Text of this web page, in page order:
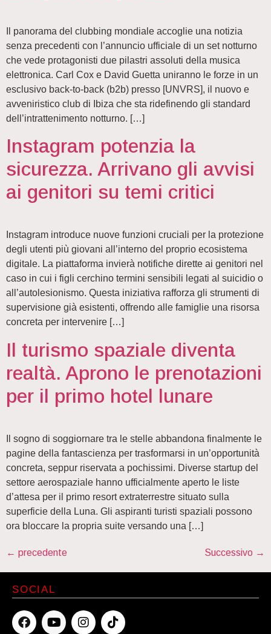
Il panorama del clubbing mondiale accoglie una notizia
senza precedenti con l’annuncio ufficiale di un set notturno
che vede protagonisti due pilastri assoluti della musica
elettronica. Carl Cox e David Guetta uniranno le forze in un
esclusivo back-to-back (b2b) presso [UNVRS], il nuovo e
avveniristico club di Ibiza che sta ridefinendo gli standard
dell’intrattenimento notturno. […]
Instagram potenzia la
sicurezza. Arrivano gli avvisi
ai genitori su temi critici
Instagram introduce nuove funzioni cruciali per la protezione
degli utenti più giovani all’interno del proprio ecosistema
digitale. La piattaforma invierà notifiche dirette ai genitori nel
caso in cui i figli cerchino termini sensibili legati al suicidio o
all’autolesionismo. Questa iniziativa rafforza gli strumenti di
supervisione già esistenti, offrendo alle famiglie una risorsa
concreta per intervenire […]
Il turismo spaziale diventa
realtà. Aprono le prenotazioni
per il primo hotel lunare
Il sogno di soggiornare tra le stelle abbandona finalmente le
pagine della fantascienza per trasformarsi in un’opportunità
concreta, seppur riservata a pochissimi. Diverse startup del
settore aerospaziale hanno ufficialmente aperto le liste
d’attesa per il primo resort extraterrestre situato sulla
superficie della Luna. Gli aspiranti turisti spaziali possono
ora bloccare la propria suite versando una […]
← precedente Successivo →
SOCIAL